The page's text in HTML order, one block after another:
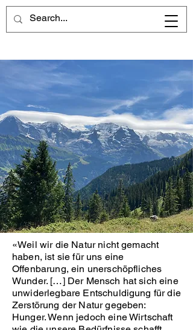
«Weil wir die Natur nicht gemacht
haben, ist sie für uns eine
Offenbarung, ein unerschöpfliches
Wunder. […] Der Mensch hat sich eine
unwiderlegbare Entschuldigung für die
Zerstörung der Natur gegeben:
Hunger. Wenn jedoch eine Wirtschaft